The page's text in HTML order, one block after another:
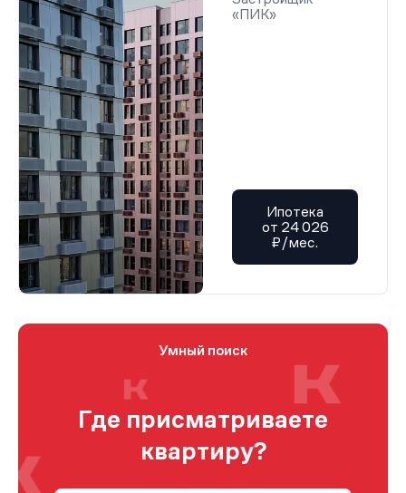
«ПИК»
Ипотека
от 24 026
₽/мес.
Умный поиск
Где присматриваете
квартиру?